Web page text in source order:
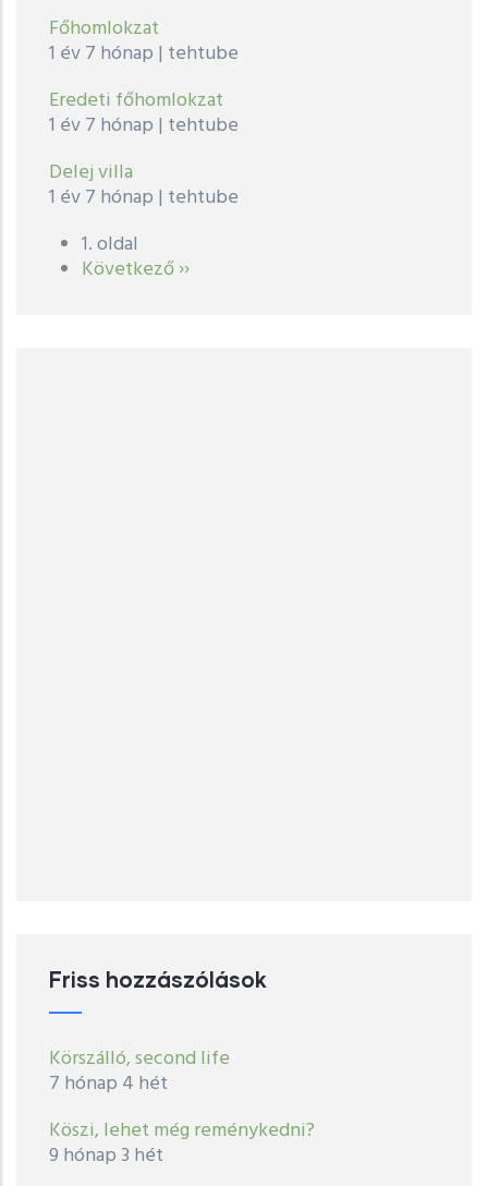
Főhomlokzat
1 év 7 hónap | tehtube
Eredeti főhomlokzat
1 év 7 hónap | tehtube
Delej villa
1 év 7 hónap | tehtube
Oldalszámozás
1. oldal
Következő
Következő ››
Friss hozzászólások
Körszálló, second life
7 hónap 4 hét
Köszi, lehet még reménykedni?
9 hónap 3 hét